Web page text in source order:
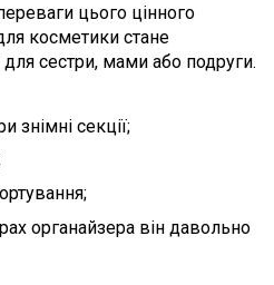
цього цінного
косметики стане
сестри, мами або подруги.
знімні секції;
органайзера він давольно